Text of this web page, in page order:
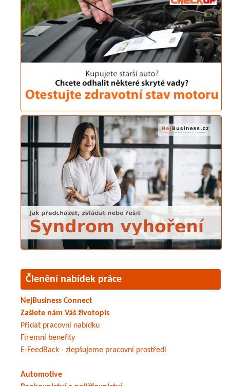
Členění nabídek práce
NejBusiness Connect
Zašlete nám Váš životopis
Přidat pracovní nabídku
Firemní benefity
E-FeedBack - zlepšujeme pracovní prostředí
Automotive